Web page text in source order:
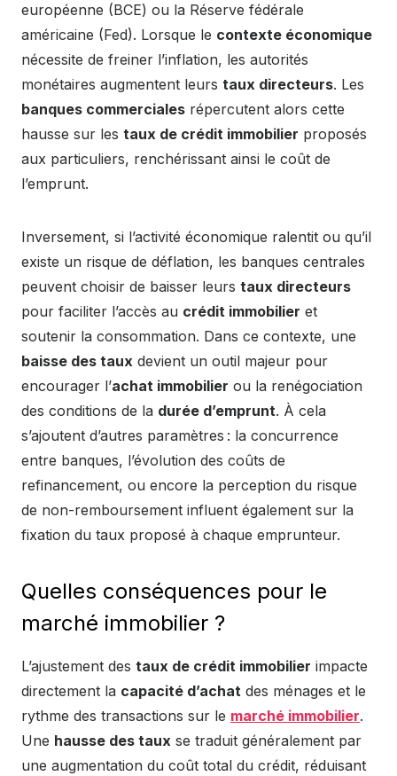
européenne (BCE) ou la Réserve fédérale
américaine (Fed). Lorsque le contexte économique
nécessite de freiner l’inflation, les autorités
monétaires augmentent leurs taux directeurs. Les
banques commerciales répercutent alors cette
hausse sur les taux de crédit immobilier proposés
aux particuliers, renchérissant ainsi le coût de
l’emprunt.
Inversement, si l’activité économique ralentit ou qu’il
existe un risque de déflation, les banques centrales
peuvent choisir de baisser leurs taux directeurs
pour faciliter l’accès au crédit immobilier et
soutenir la consommation. Dans ce contexte, une
baisse des taux devient un outil majeur pour
encourager l’achat immobilier ou la renégociation
des conditions de la durée d’emprunt. À cela
s’ajoutent d’autres paramètres : la concurrence
entre banques, l’évolution des coûts de
refinancement, ou encore la perception du risque
de non-remboursement influent également sur la
fixation du taux proposé à chaque emprunteur.
Quelles conséquences pour le
marché immobilier ?
L’ajustement des taux de crédit immobilier impacte
directement la capacité d’achat des ménages et le
rythme des transactions sur le marché immobilier.
Une hausse des taux se traduit généralement par
une augmentation du coût total du crédit, réduisant